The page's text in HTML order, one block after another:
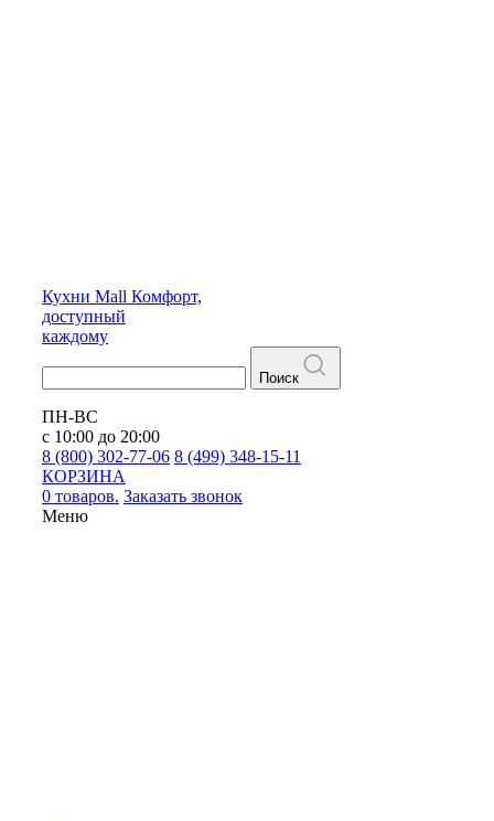
Кухни Mall Комфорт,
доступный
каждому
Поиск
ПН-ВС
с 10:00 до 20:00
8 (800) 302-77-06 8 (499) 348-15-11
КОРЗИНА
0 товаров. Заказать звонок
Меню